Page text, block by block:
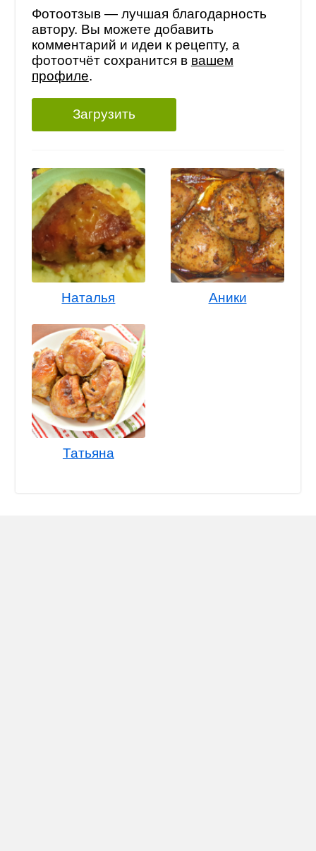
Фотоотзыв — лучшая благодарность
автору. Вы можете добавить
комментарий и идеи к рецепту, а
фотоотчёт сохранится в вашем
профиле.
Загрузить
Наталья Аники
Татьяна